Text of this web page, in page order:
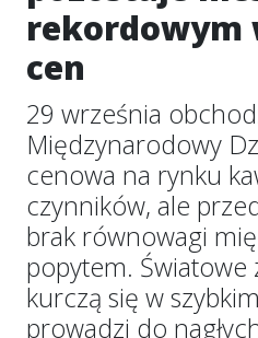
rekordowym
cen
29 września
Międzynarodowy
cenowa na rynku
czynników, ale
brak równowagi
popytem. Światowe
kurczą się w
prowadzi do